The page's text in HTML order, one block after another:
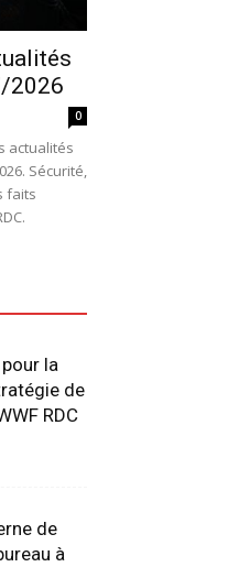
2026
0
actualités
Sécurité,
faits
la
de
RDC
de
à